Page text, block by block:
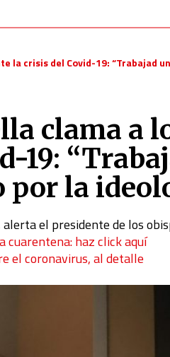
la crisis del Covid-19: “Trabajad
clama a
19:
por la
alerta el presidente de los
cuarentena: haz click aquí
el coronavirus, al detalle